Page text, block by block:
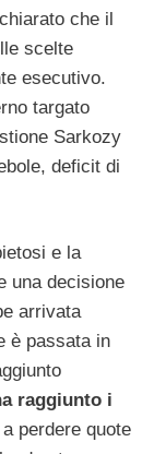
che il
scelte
esecutivo.
targato
Sarkozy
deficit di
e la
una decisione
arrivata
è passata in
raggiunto i
perdere quote